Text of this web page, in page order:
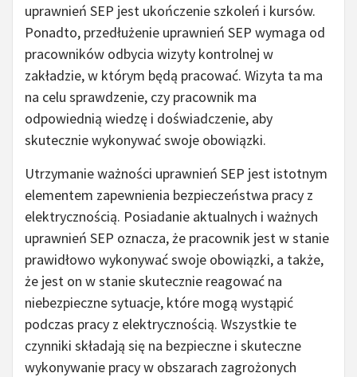
uprawnień SEP jest ukończenie szkoleń i kursów.
Ponadto, przedłużenie uprawnień SEP wymaga od
pracowników odbycia wizyty kontrolnej w
zakładzie, w którym będą pracować. Wizyta ta ma
na celu sprawdzenie, czy pracownik ma
odpowiednią wiedzę i doświadczenie, aby
skutecznie wykonywać swoje obowiązki.
Utrzymanie ważności uprawnień SEP jest istotnym
elementem zapewnienia bezpieczeństwa pracy z
elektrycznością. Posiadanie aktualnych i ważnych
uprawnień SEP oznacza, że pracownik jest w stanie
prawidłowo wykonywać swoje obowiązki, a także,
że jest on w stanie skutecznie reagować na
niebezpieczne sytuacje, które mogą wystąpić
podczas pracy z elektrycznością. Wszystkie te
czynniki składają się na bezpieczne i skuteczne
wykonywanie pracy w obszarach zagrożonych